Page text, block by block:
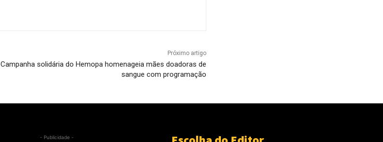
Próximo artigo
Campanha solidária do Hemopa homenageia mães doadoras de
sangue com programação
- Publicidade -